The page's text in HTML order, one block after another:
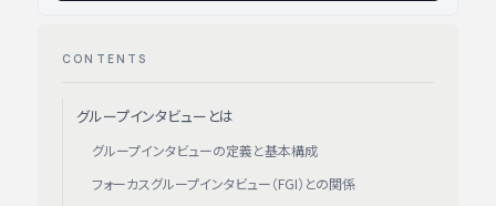
CONTENTS
グループインタビューとは
グループインタビューの定義と基本構成
フォーカスグループインタビュー（FGI）との関係